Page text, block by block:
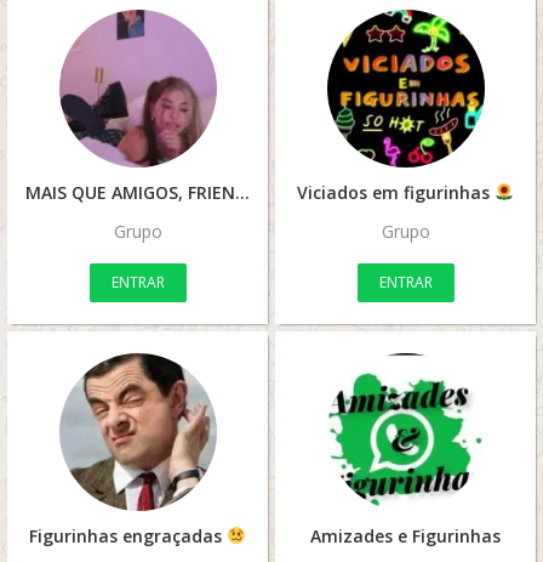
MAIS QUE AMIGOS, FRIENDS
Grupo
ENTRAR
Viciados em figurinhas
Grupo
ENTRAR
Figurinhas engraçadas
Amizades e Figurinhas